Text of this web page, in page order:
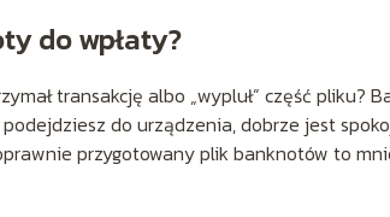
do wpłaty?
transakcję albo „wypluł” część pliku?
do urządzenia, dobrze jest
przygotowany plik banknotów to